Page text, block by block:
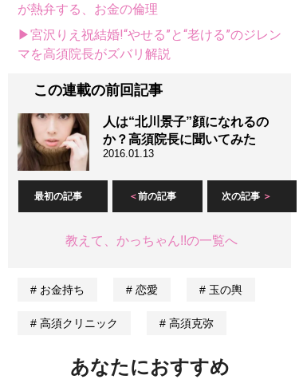
が熱弁する、お金の倫理
▶宮沢りえ祝結婚!“やせる”と“老ける”のジレン
マを高須院長がズバリ解説
この連載の前回記事
人は“北川景子”顔になれるの
か？高須院長に聞いてみた
2016.01.13
最初の記事 前の記事 次の記事
教えて、かっちゃん!!の一覧へ
お金持ち 恋愛 玉の輿
高須クリニック 高須克弥
あなたにおすすめ